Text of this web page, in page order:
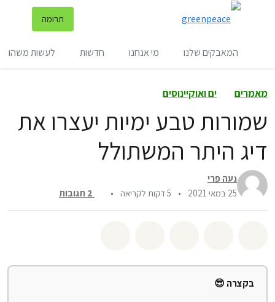
תרומה
המאבקים שלנו מי אנחנו חדשות לעשות משהו
מאמרים ים ואוקיינוסים
שמורות טבע ימיות יעצרו את
דיג היתר המשתולל
נעה פרי
25 במאי 2021
• 5 דקות לקריאה •
2 תגובות
בקצרה 😎